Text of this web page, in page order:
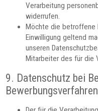
Verarbeitung
widerrufen.
Möchte die betroffene
Einwilligung geltend
unseren
Mitarbeiter des für die
9. Datenschutz bei
Bewerbungsverfahren